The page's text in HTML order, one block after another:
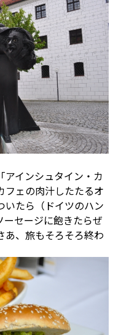
インシュタイン・カ
フェの肉汁したたるオ
いたら（ドイツのハン
セージに飽きたらぜ
あ、旅もそろそろ終わ